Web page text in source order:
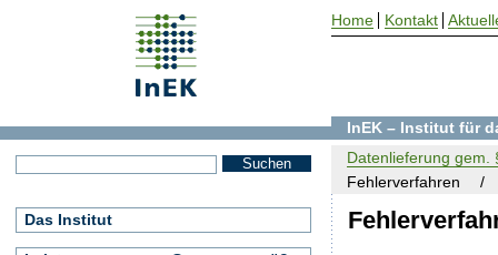
InEK – Institut für
Datenlieferung gem.
Fehlerverfahren
Das Institut
Home Kontakt